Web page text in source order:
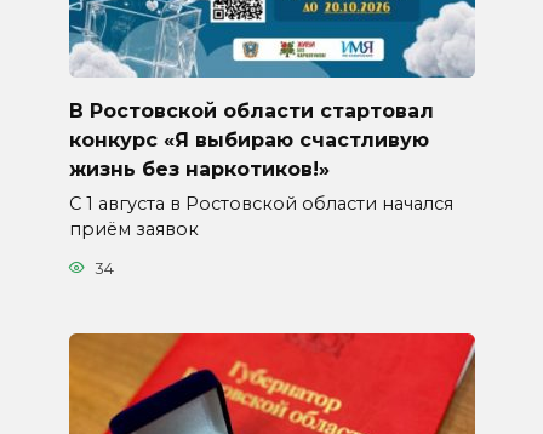
В Ростовской области стартовал
конкурс «Я выбираю счастливую
жизнь без наркотиков!»
С 1 августа в Ростовской области начался
приём заявок
34